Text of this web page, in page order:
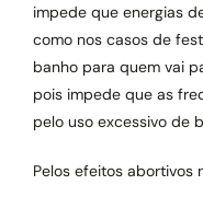
impede que energias
como nos casos de
banho para quem vai
pois impede que as
pelo uso excessivo de
Pelos efeitos abortivos